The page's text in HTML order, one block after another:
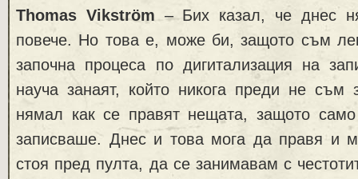
Thomas Vikström – Бих казал, че днес
повече. Но това е, може би, защото съм
започна процеса по дигитализация на
науча занаят, който никога преди не
нямал как се правят нещата, защото
записваше. Днес и това мога да правя и
стоя пред пулта, да се занимавам с